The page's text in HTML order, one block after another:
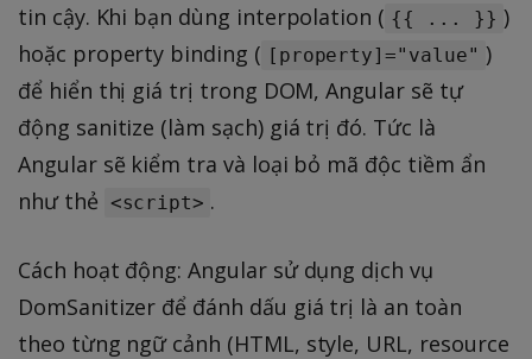
tin cậy. Khi bạn dùng interpolation ( {{ ... }} )
hoặc property binding ( [property]="value" )
để hiển thị giá trị trong DOM, Angular sẽ tự
động sanitize (làm sạch) giá trị đó. Tức là
Angular sẽ kiểm tra và loại bỏ mã độc tiềm ẩn
như thẻ <script> .
Cách hoạt động: Angular sử dụng dịch vụ
DomSanitizer để đánh dấu giá trị là an toàn
theo từng ngữ cảnh (HTML, style, URL, resource